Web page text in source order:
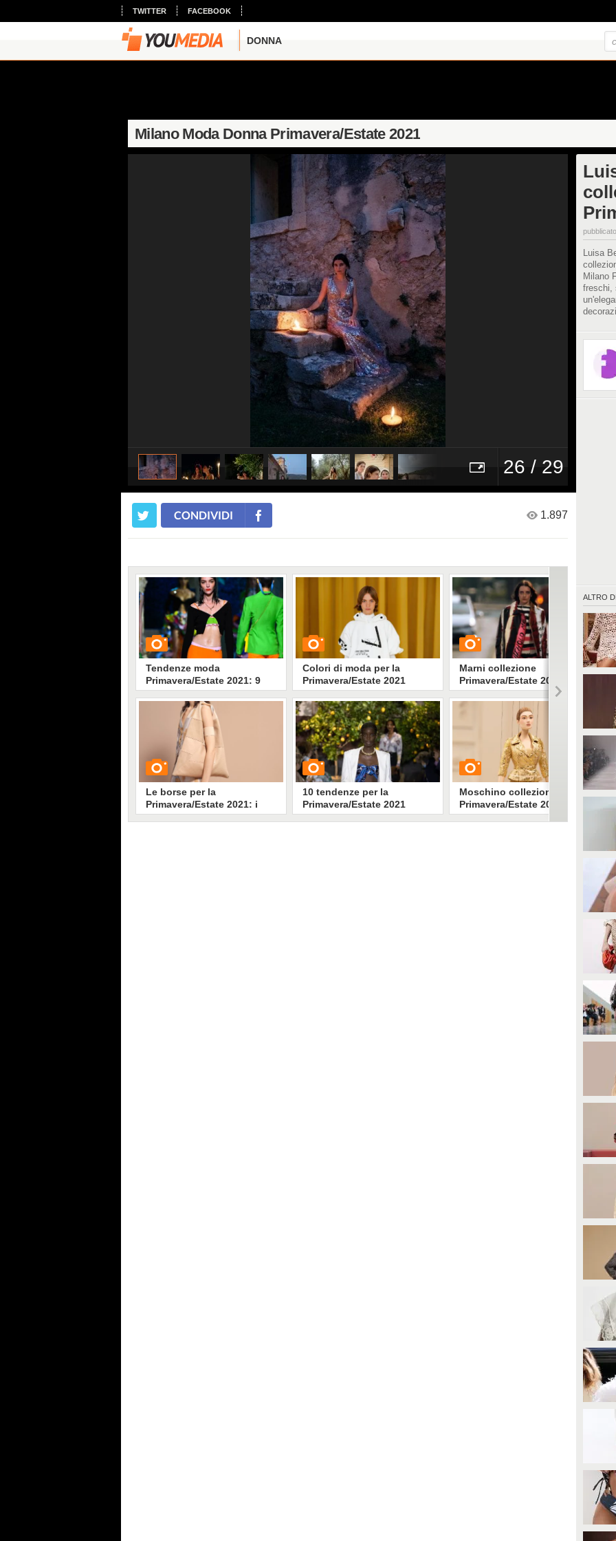
TWITTER FACEBOOK
DONNA
Milano Moda Donna Primavera/Estate 2021
26 / 29
Luisa
Milano
freschi,
ALTRO DI
CONDIVIDI 1.897
Tendenze moda
Primavera/Estate 2021: 9
capi da avere, dal crop top
al pantalone palazzo
GUARDA
15474 Stile e trend
Le borse per la
Primavera/Estate 2021: i
modelli di tendenza
Colori di moda per la
Primavera/Estate 2021
GUARDA
31229• diStile e trend
10 tendenze per la
Primavera/Estate 2021
Marni collezione
Primavera/Estate 2021
1724 • diStile e trend
Moschino collezione
Primavera/Estate 2021